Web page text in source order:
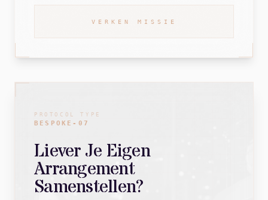
VERKEN MISSIE
PROTOCOL TYPE
BESPOKE-07
Liever Je Eigen
Arrangement
Samenstellen?